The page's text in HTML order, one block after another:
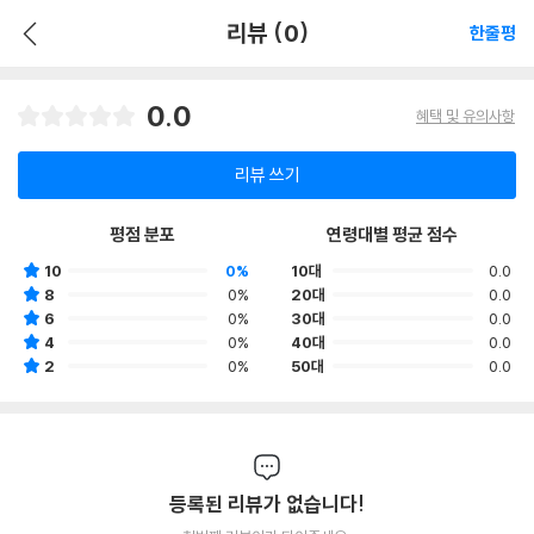
리뷰 (0) 한줄평
0.0 혜택 및 유의사항
리뷰 쓰기
평점 분포
10
0%
8
0%
6
0%
4
0%
2
0%
연령대별 평균 점수
10대
0.0
20대
0.0
30대
0.0
40대
0.0
50대
0.0
등록된 리뷰가 없습니다!